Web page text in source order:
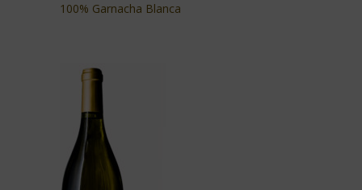
100% Garnacha Blanca